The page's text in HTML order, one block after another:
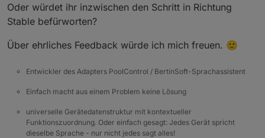
Oder würdet ihr inzwischen den Schritt in Richtung
Stable befürworten?
Über ehrliches Feedback würde ich mich freuen. 🙂
Entwickler des Adapters PoolControl / BertinSoft-Sprachassistent
Einfach macht aus einem Problem keine Lösung
universelle Gerätedatenstruktur mit kontextueller
Funktionszuordnung. Oder einfach gesagt: Jedes Gerät spricht
dieselbe Sprache - nur nicht jedes sagt alles!